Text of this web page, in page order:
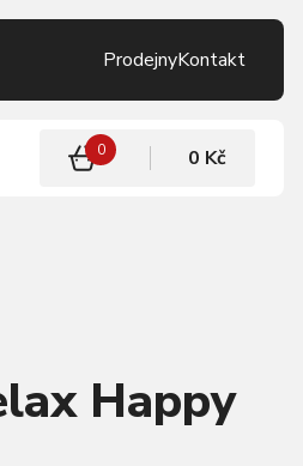
ProdejnyKontakt
0 0 Kč
Happy